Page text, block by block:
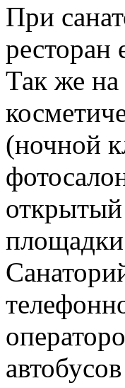
При
ресторан
Так же на
(ночной
открытый